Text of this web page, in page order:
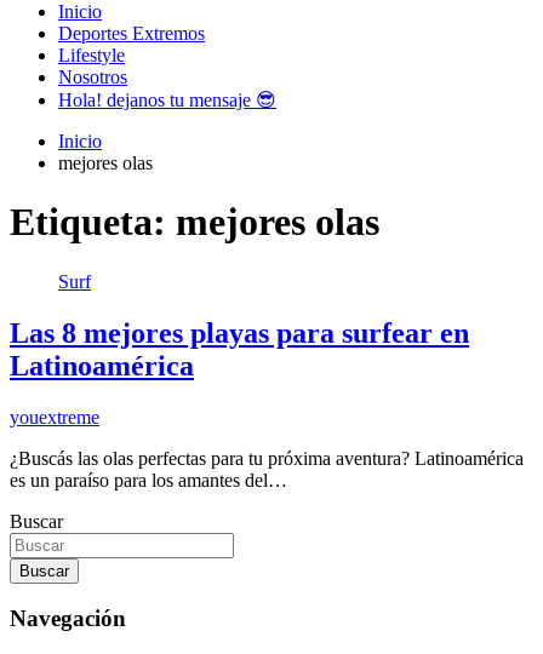
Inicio
Deportes Extremos
Lifestyle
Nosotros
Hola! dejanos tu mensaje 😎
Inicio
mejores olas
Etiqueta: mejores olas
Surf
Las 8 mejores playas para surfear en
Latinoamérica
youextreme
¿Buscás las olas perfectas para tu próxima aventura? Latinoamérica
es un paraíso para los amantes del…
Buscar
Buscar
Navegación